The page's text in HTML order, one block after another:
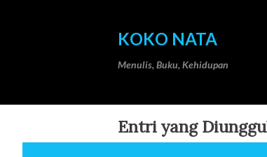
KOKO NATA
Menulis, Buku, Kehidupan
Entri yang